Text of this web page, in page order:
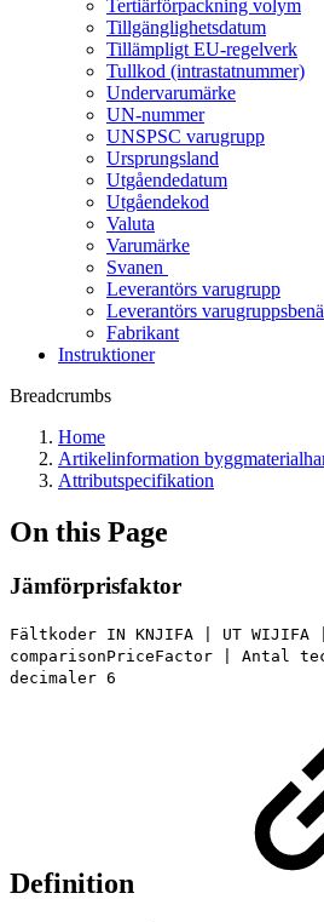
Tertiärförpackning volym
Tillgänglighetsdatum
Tillämpligt EU-regelverk
Tullkod (intrastatnummer)
Undervarumärke
UN-nummer
UNSPSC varugrupp
Ursprungsland
Utgåendedatum
Utgåendekod
Valuta
Varumärke
Svanen
Leverantörs varugrupp
Leverantörs
Fabrikant
Instruktioner
Breadcrumbs
Home
Artikelinformation
Attributspecifikation
On this Page
Jämförprisfaktor
Fältkoder IN KNJIFA | UT WIJIFA
comparisonPriceFactor | Antal
decimaler 6
Definition